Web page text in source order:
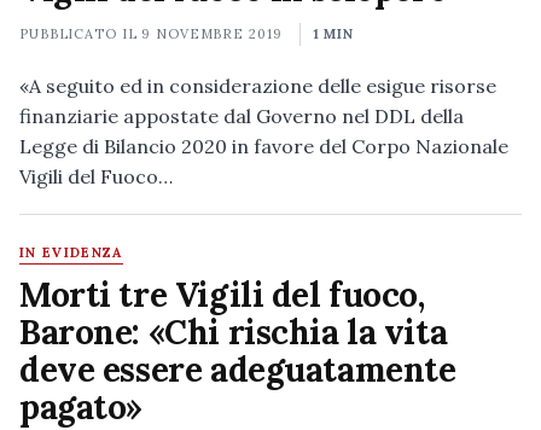
PUBBLICATO IL 9 NOVEMBRE 2019 1 MIN
«A seguito ed in considerazione delle esigue risorse
finanziarie appostate dal Governo nel DDL della
Legge di Bilancio 2020 in favore del Corpo Nazionale
Vigili del Fuoco…
IN EVIDENZA
Morti tre Vigili del fuoco,
Barone: «Chi rischia la vita
deve essere adeguatamente
pagato»